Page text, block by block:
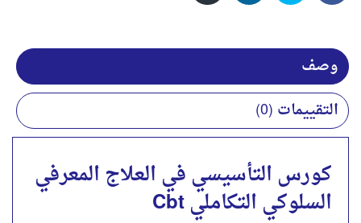
وصف
التقييمات (0)
كورس التأسيسي في العلاج المعرفي
السلوكي التكاملي Cbt